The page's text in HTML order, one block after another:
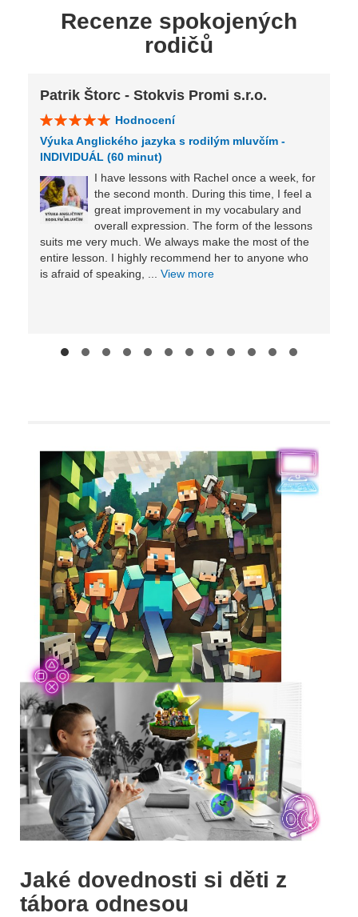
Recenze spokojených
rodičů
Patrik Štorc - Stokvis Promi s.r.o.
Hodnocení
Výuka Anglického jazyka s rodilým mluvčím -
INDIVIDUÁL (60 minut)
I have lessons with Rachel once a week, for
the second month. During this time, I feel a
great improvement in my vocabulary and
overall expression. The form of the lessons
suits me very much. We always make the most of the
entire lesson. I highly recommend her to anyone who
is afraid of speaking, ... View more
Jaké dovednosti si děti z
tábora odnesou